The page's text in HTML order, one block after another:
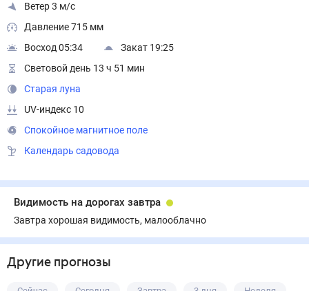
Ветер 3 м/с
Давление 715 мм
Восход 05:34
Закат 19:25
Световой день 13 ч 51 мин
Старая луна
UV-индекс 10
Спокойное магнитное поле
Календарь садовода
Видимость на дорогах завтра
Завтра хорошая видимость, малооблачно
Другие прогнозы